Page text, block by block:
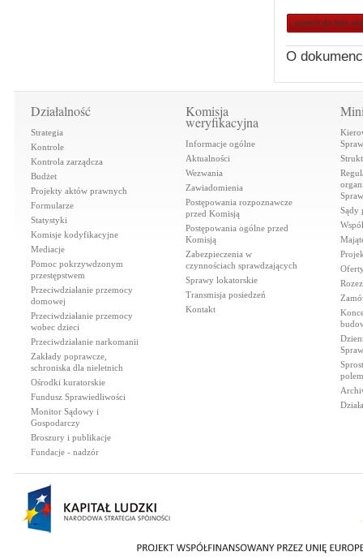
powrót do listy
O
Działalność
Strategia
Kontrole
Kontrola zarządcza
Budżet
Projekty aktów prawnych
Formularze
Statystyki
Komisje kodyfikacyjne
Mediacje
Pomoc pokrzywdzonym
przestępstwem
Przeciwdziałanie przemocy
domowej
Przeciwdziałanie przemocy
wobec dzieci
Przeciwdziałanie narkomanii
Zakłady poprawcze,
schroniska dla nieletnich
Ośrodki kuratorskie
Fundusz Sprawiedliwości
Monitor Sądowy i
Gospodarczy
Broszury i publikacje
Fundacje - nadzór
Komisja
weryfikacyjna
Informacje ogólne
Aktualności
Wezwania
Zawiadomienia
Postępowania rozpoznawcze
przed Komisją
Postępowania ogólne przed
Komisją
Zabezpieczenia w
czynnościach sprawdzających
Sprawy lokatorskie
Transmisja posiedzeń
Kontakt
Sądy